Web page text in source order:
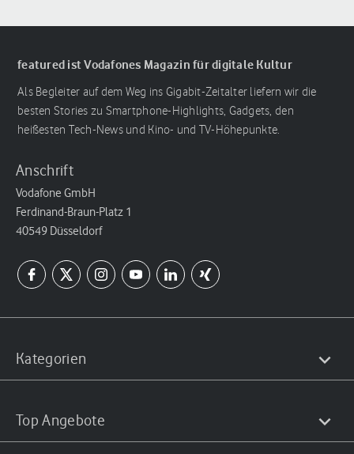
featured ist Vodafones Magazin für digitale Kultur
Als Begleiter auf dem Weg ins Gigabit-Zeitalter liefern wir die
besten Stories zu Smartphone-Highlights, Gadgets, den
heißesten Tech-News und Kino- und TV-Höhepunkte.
Anschrift
Vodafone GmbH
Ferdinand-Braun-Platz 1
40549 Düsseldorf
Kategorien
Top Angebote